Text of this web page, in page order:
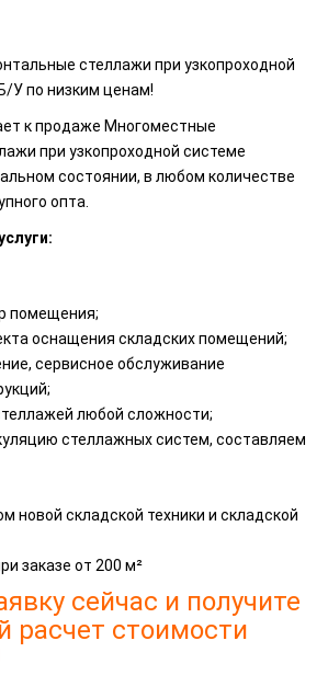
стеллажи при узкопроходной
У по низким ценам!
к продаже Многоместные
при узкопроходной системе
состоянии, в любом количестве
опта.
помещения;
оснащения складских помещений;
сервисное обслуживание
любой сложности;
стеллажных систем, составляем
новой складской техники и складской
заказе от 200 м²
сейчас и получите
расчет стоимости